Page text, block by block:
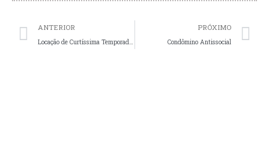
Prev
ANTERIOR
Locação de Curtíssima Temporada em Condomínio Edilício
PRÓXIMO
Condômino Antissocial